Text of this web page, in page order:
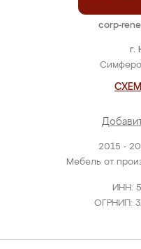
2015 -
Мебель от
ИНН:
ОГРНИП:
г.
corp-